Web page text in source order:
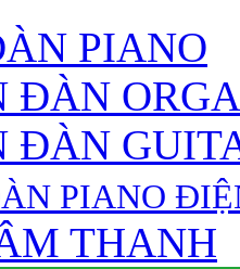
PIANO
ÐÀN
ÐÀN
PIANO
THANH